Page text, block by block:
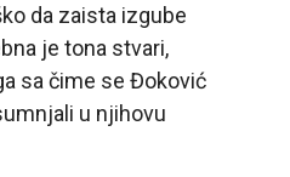
da zaista izgube
je tona stvari,
sa čime se Đoković
u njihovu